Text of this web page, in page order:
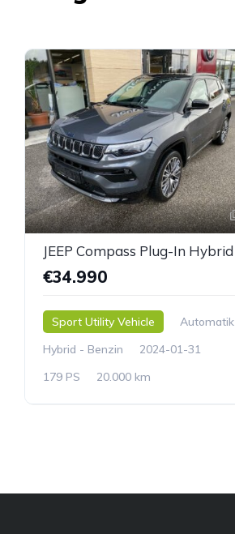
€34.990
Sport Utility Vehicle
Automatik
Hybrid - Benzin
2024-01-31
179 PS
20.000 km